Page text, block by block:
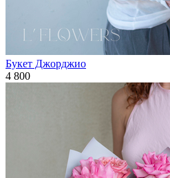
Букет Джорджио
4 800